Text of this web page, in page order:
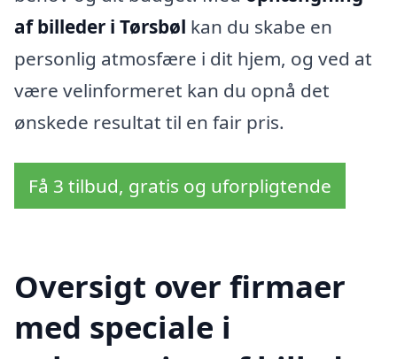
af billeder i Tørsbøl kan du skabe en
personlig atmosfære i dit hjem, og ved at
være velinformeret kan du opnå det
ønskede resultat til en fair pris.
Få 3 tilbud, gratis og uforpligtende
Oversigt over firmaer
med speciale i